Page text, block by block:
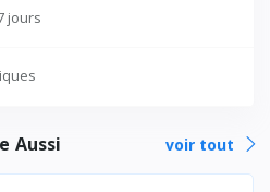
jours
Aussi voir tout